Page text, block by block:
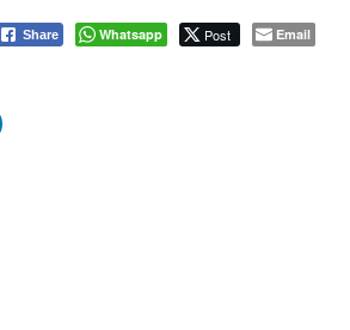
Share Whatsapp Post Email